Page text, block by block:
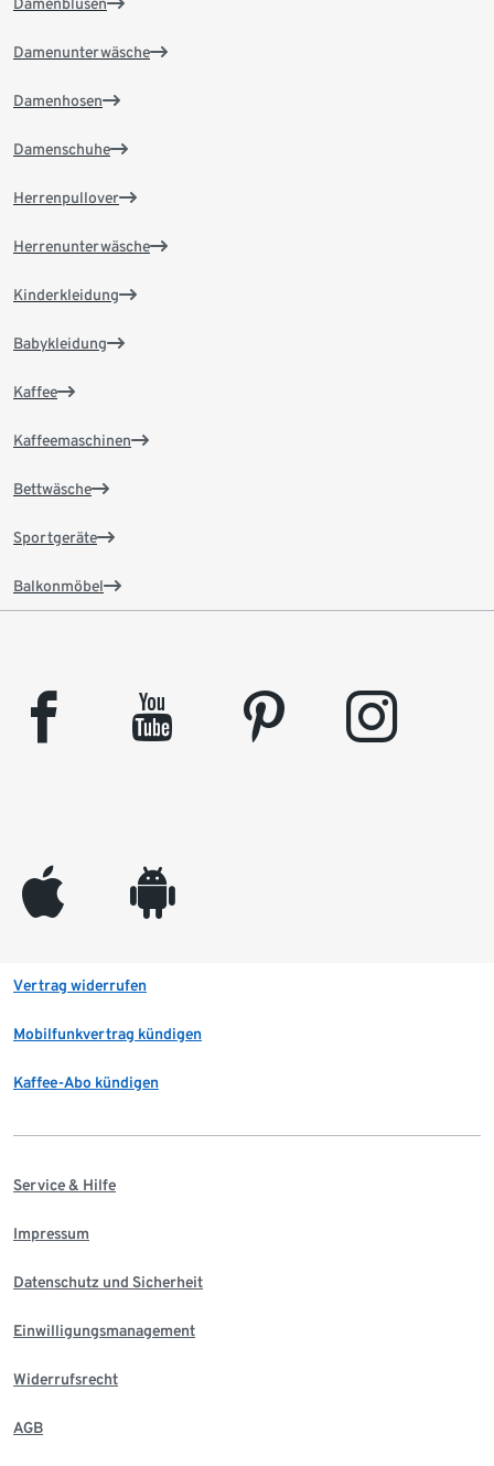
Damenunterwäsche
Damenhosen
Damenschuhe
Herrenpullover
Herrenunterwäsche
Kinderkleidung
Babykleidung
Kaffee
Kaffeemaschinen
Bettwäsche
Sportgeräte
Balkonmöbel
facebook youtube pinterest instagram
appleinc android
Vertrag widerrufen
Mobilfunkvertrag kündigen
Kaffee-Abo kündigen
Service & Hilfe
Impressum
Datenschutz und Sicherheit
Einwilligungsmanagement
Widerrufsrecht
AGB